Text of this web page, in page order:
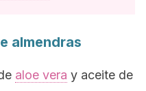
almendras
aloe vera y aceite de